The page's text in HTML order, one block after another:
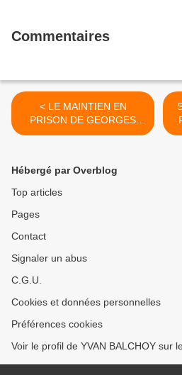
Commentaires
< LE MAINTIEN EN
PRISON DE GEORGES
IBRAHIM ABDALLAH UNE
DES PARTIS FRANCAIS
DU SOCIALISME AU LR ET
Hébergé par Overblog
Top articles
Pages
Contact
Signaler un abus
C.G.U.
Cookies et données personnelles
Préférences cookies
Voir le profil de YVAN BALCHOY sur